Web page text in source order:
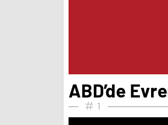
ABD’de
1